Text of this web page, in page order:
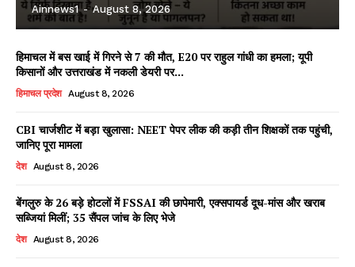
Facebook
X WhatsApp
Share
Ainnews1 - August 8, 2026
हिमाचल में बस खाई में गिरने से 7 की मौत, E20 पर राहुल गांधी का हमला; यूपी
किसानों और उत्तराखंड में नकली डेयरी पर...
हिमाचल प्रदेश August 8, 2026
CBI चार्जशीट में बड़ा खुलासा: NEET पेपर लीक की कड़ी तीन शिक्षकों तक पहुंची,
जानिए पूरा मामला
देश August 8, 2026
बेंगलुरु के 26 बड़े होटलों में FSSAI की छापेमारी, एक्सपायर्ड दूध-मांस और खराब
सब्जियां मिलीं; 35 सैंपल जांच के लिए भेजे
देश August 8, 2026